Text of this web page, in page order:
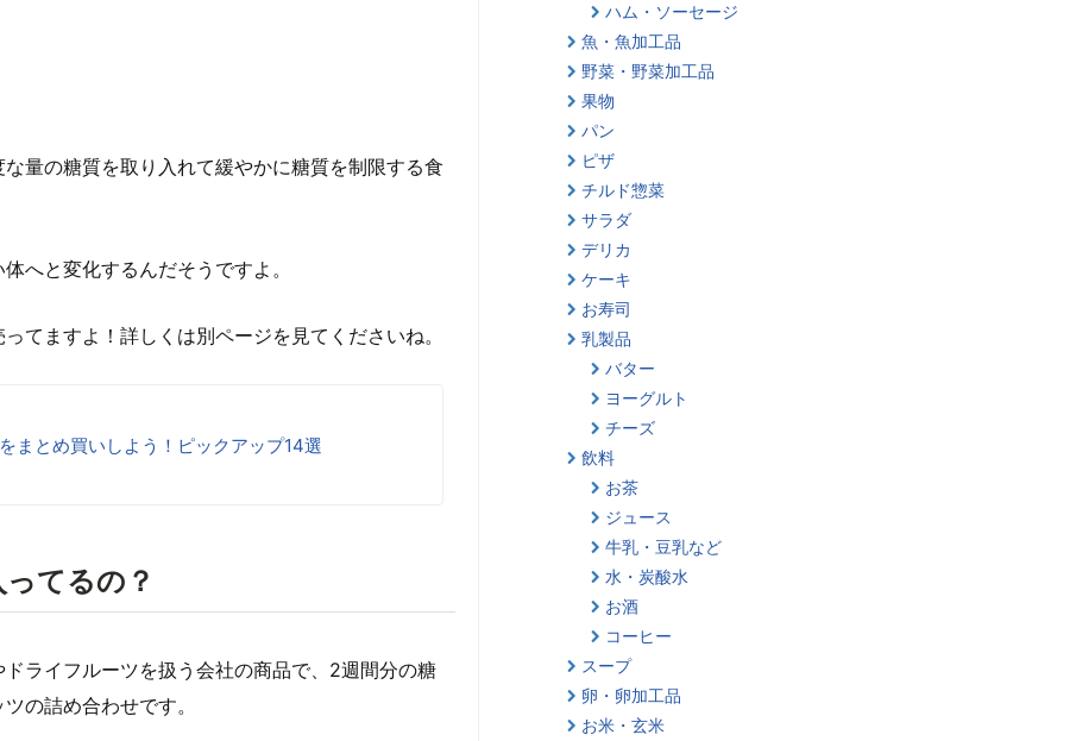
量の糖質を取り入れて緩やかに糖質を制限する食
へと変化するんだそうですよ。
てますよ！詳しくは別ページを見てくださいね。
まとめ買いしよう！ピックアップ14選
てるの？
ライフルーツを扱う会社の商品で、2週間分の糖
の詰め合わせです。
ハム・ソーセージ
魚・魚加工品
野菜・野菜加工品
果物
パン
ピザ
チルド惣菜
サラダ
デリカ
ケーキ
お寿司
乳製品
バター
ヨーグルト
チーズ
飲料
お茶
ジュース
牛乳・豆乳など
水・炭酸水
お酒
コーヒー
スープ
卵・卵加工品
お米・玄米